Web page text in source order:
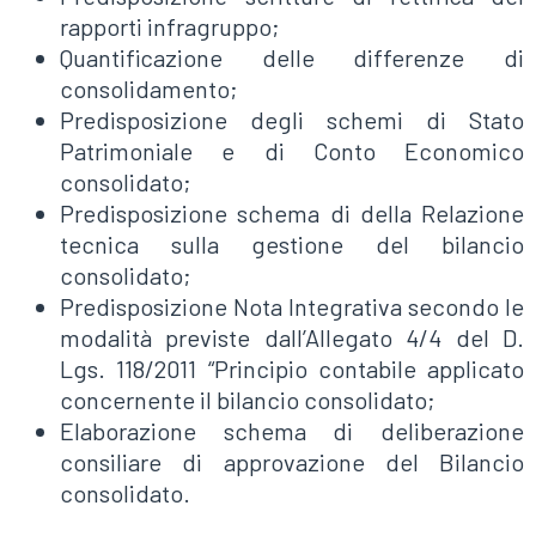
rapporti infragruppo;
Quantificazione delle differenze di
consolidamento;
Predisposizione degli schemi di Stato
Patrimoniale e di Conto Economico
consolidato;
Predisposizione schema di della Relazione
tecnica sulla gestione del bilancio
consolidato;
Predisposizione Nota Integrativa secondo le
modalità previste dall’Allegato 4/4 del D.
Lgs. 118/2011 “Principio contabile applicato
concernente il bilancio consolidato;
Elaborazione schema di deliberazione
consiliare di approvazione del Bilancio
consolidato.